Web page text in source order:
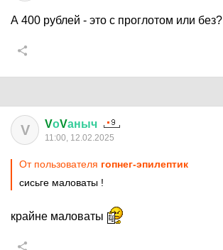
А 400 рублей - это с проглотом или без?
V VоVаныч
11:00, 12.02.2025
От пользователя гопнег-эпилептик
сисьге маловаты !
крайне маловаты